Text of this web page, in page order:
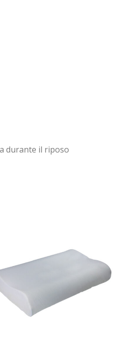
durante il riposo